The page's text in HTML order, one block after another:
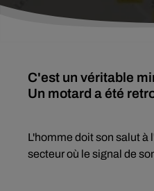
C'est un véritable
Un motard a été
L'homme doit son salut à
secteur où le signal de